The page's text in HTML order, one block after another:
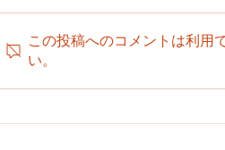
プールはじめました
この投稿へのコメントは利用
い。